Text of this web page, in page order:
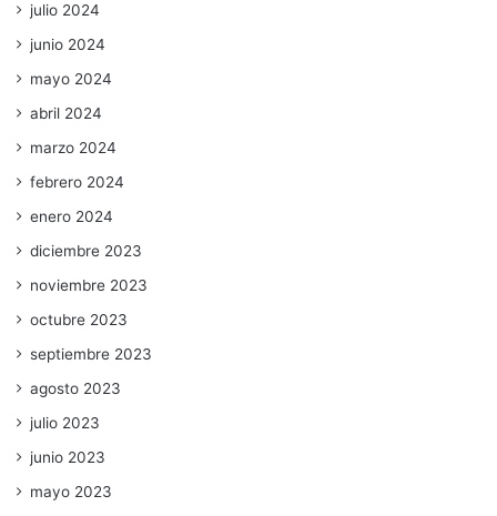
julio 2024
junio 2024
mayo 2024
abril 2024
marzo 2024
febrero 2024
enero 2024
diciembre 2023
noviembre 2023
octubre 2023
septiembre 2023
agosto 2023
julio 2023
junio 2023
mayo 2023